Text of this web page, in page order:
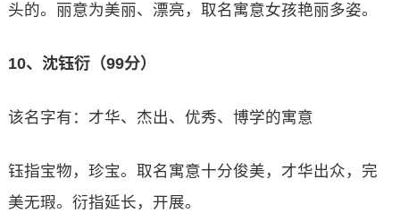
头的。丽意为美丽、漂亮，取名寓意女孩艳丽多姿。
10、沈钰衍（99分）
该名字有：才华、杰出、优秀、博学的寓意
钰指宝物，珍宝。取名寓意十分俊美，才华出众，完
美无瑕。衍指延长，开展。